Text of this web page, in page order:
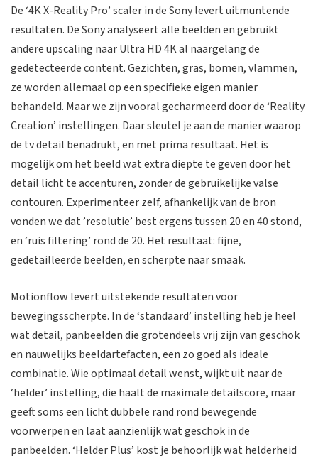
De ‘4K X-Reality Pro’ scaler in de Sony levert uitmuntende
resultaten. De Sony analyseert alle beelden en gebruikt
andere upscaling naar Ultra HD 4K al naargelang de
gedetecteerde content. Gezichten, gras, bomen, vlammen,
ze worden allemaal op een specifieke eigen manier
behandeld. Maar we zijn vooral gecharmeerd door de ‘Reality
Creation’ instellingen. Daar sleutel je aan de manier waarop
de tv detail benadrukt, en met prima resultaat. Het is
mogelijk om het beeld wat extra diepte te geven door het
detail licht te accenturen, zonder de gebruikelijke valse
contouren. Experimenteer zelf, afhankelijk van de bron
vonden we dat ’resolutie’ best ergens tussen 20 en 40 stond,
en ‘ruis filtering’ rond de 20. Het resultaat: fijne,
gedetailleerde beelden, en scherpte naar smaak.
Motionflow levert uitstekende resultaten voor
bewegingsscherpte. In de ‘standaard’ instelling heb je heel
wat detail, panbeelden die grotendeels vrij zijn van geschok
en nauwelijks beeldartefacten, een zo goed als ideale
combinatie. Wie optimaal detail wenst, wijkt uit naar de
‘helder’ instelling, die haalt de maximale detailscore, maar
geeft soms een licht dubbele rand rond bewegende
voorwerpen en laat aanzienlijk wat geschok in de
panbeelden. ‘Helder Plus’ kost je behoorlijk wat helderheid